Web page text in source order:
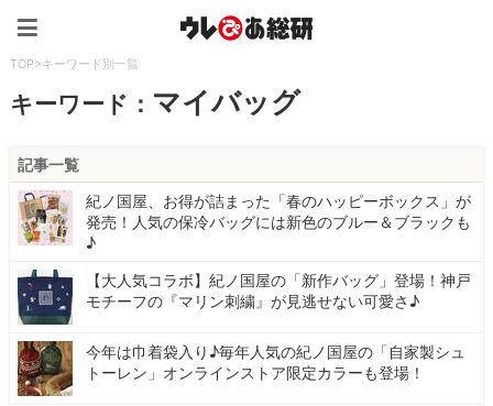
TOP>キーワード別一覧
キーワード： マイバッグ
記事一覧
紀ノ国屋、お得が詰まった「春のハッピーボックス」が
発売！人気の保冷バッグには新色のブルー＆ブラックも
♪
【大人気コラボ】紀ノ国屋の「新作バッグ」登場！神戸
モチーフの『マリン刺繍』が見逃せない可愛さ♪
今年は巾着袋入り♪毎年人気の紀ノ国屋の「自家製シュ
トーレン」オンラインストア限定カラーも登場！